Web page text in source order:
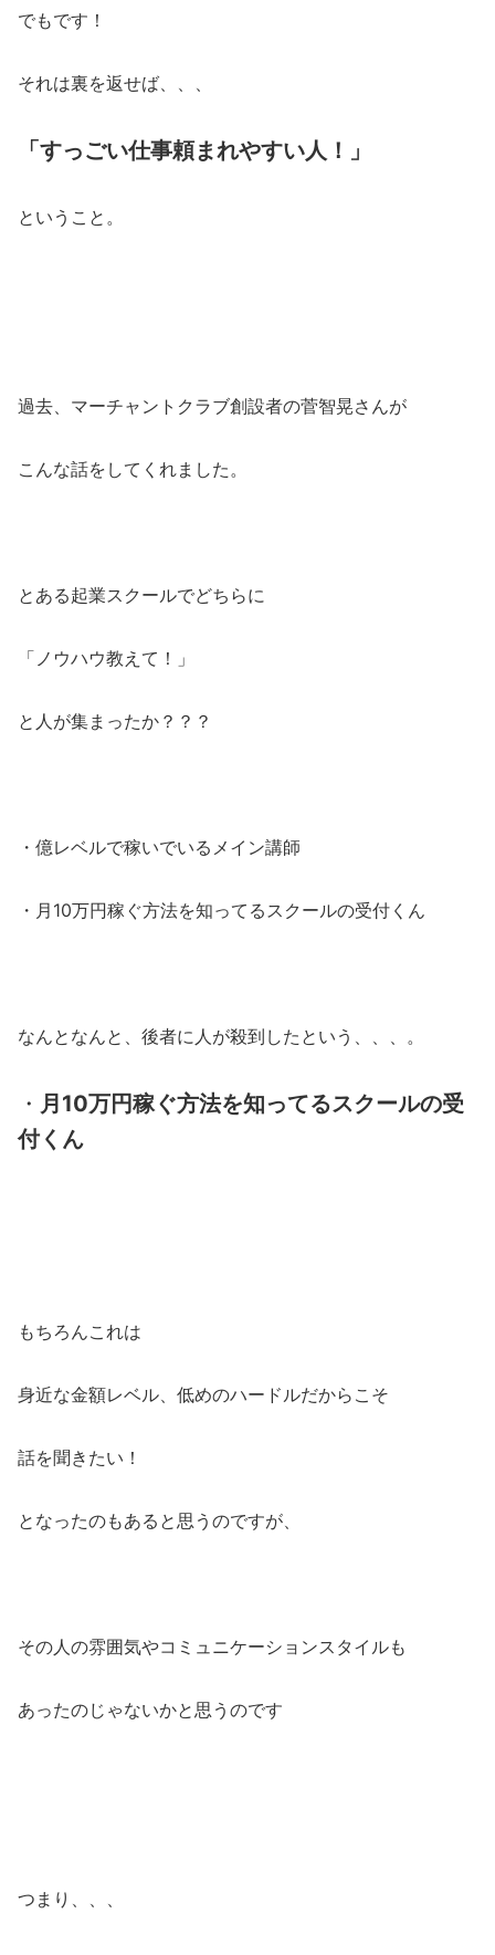
でもです！
それは裏を返せば、、、
「すっごい仕事頼まれやすい人！」
ということ。
過去、マーチャントクラブ創設者の菅智晃さんが
こんな話をしてくれました。
とある起業スクールでどちらに
「ノウハウ教えて！」
と人が集まったか？？？
・億レベルで稼いでいるメイン講師
・月10万円稼ぐ方法を知ってるスクールの受付くん
なんとなんと、後者に人が殺到したという、、、。
・ 月10万円稼ぐ方法を知ってるスクールの受
付くん
もちろんこれは
身近な金額レベル、低めのハードルだからこそ
話を聞きたい！
となったのもあると思うのですが、
その人の雰囲気やコミュニケーションスタイルも
あったのじゃないかと思うのです
つまり、、、